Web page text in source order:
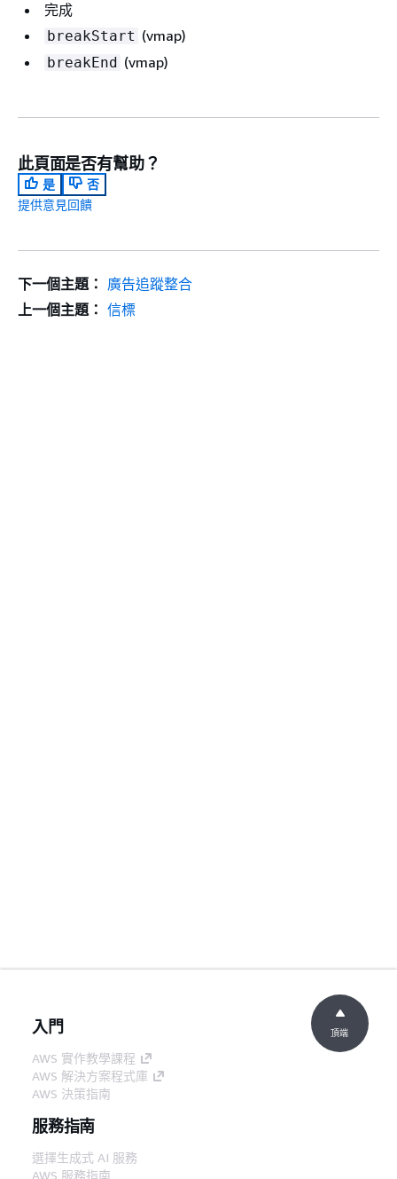
完成
breakStart (vmap)
breakEnd (vmap)
此頁面是否有幫助？
是
否
提供意見回饋
下一個主題： 廣告追蹤整合
上一個主題： 信標
入門
AWS 實作教學課程
AWS 解決方案程式庫
AWS 決策指南
服務指南
選擇生成式 AI 服務
AWS 服務指南
頂端